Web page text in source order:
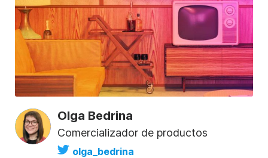
Olga Bedrina
Comercializador de productos
olga_bedrina